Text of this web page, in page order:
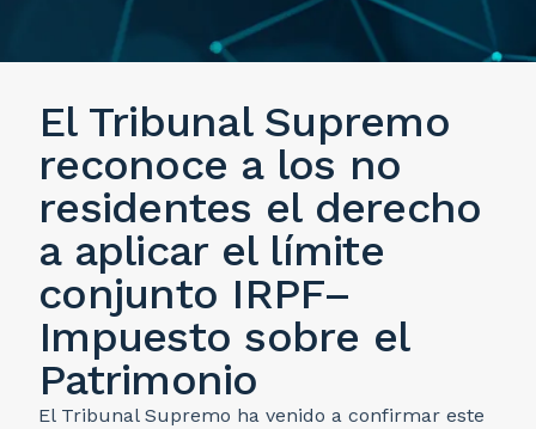
El Tribunal Supremo
reconoce a los no
residentes el derecho
a aplicar el límite
conjunto IRPF–
Impuesto sobre el
Patrimonio
El Tribunal Supremo ha venido a confirmar este